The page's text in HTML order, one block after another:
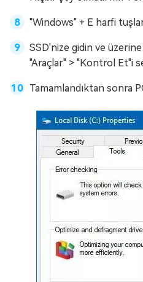
"Windows" + E harfi
SSD'nize gidin ve
"Araçlar" > "Kontrol Et"i
Tamamlandıktan sonra